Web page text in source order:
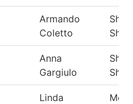
Armando
Coletto
Anna
Gargiulo
Linda